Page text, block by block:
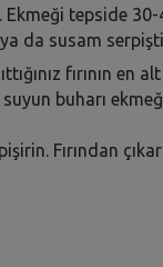
Ekmeği tepside
da susam
fırının en alt
buharı
Fırından